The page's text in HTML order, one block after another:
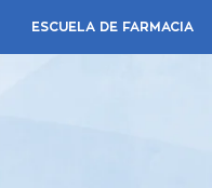
ESCUELA DE FARMACIA